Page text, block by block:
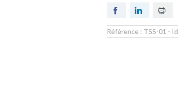
Référence : TSS-01 -